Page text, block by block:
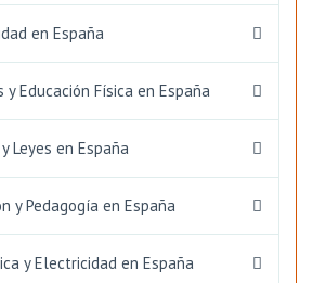
en España
Educación Física en España
Leyes en España
y Pedagogía en España
y Electricidad en España